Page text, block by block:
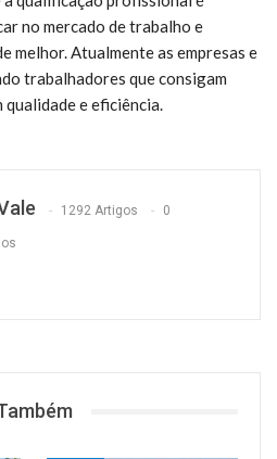
no mercado de trabalho e
melhor. Atualmente as empresas e
trabalhadores que consigam
e eficiência.
1292 Artigos 0